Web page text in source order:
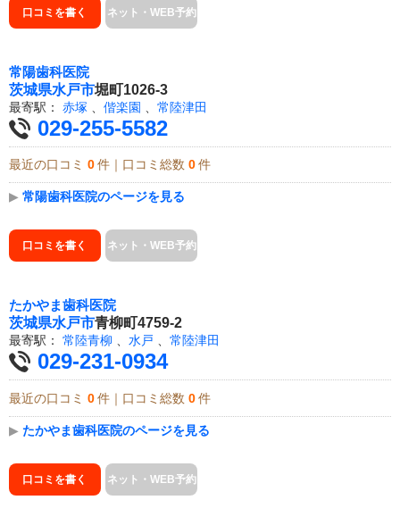
口コミを書く ネット・WEB予約
常陽歯科医院
茨城県水戸市堀町1026-3
最寄駅： 赤塚 偕楽園 常陸津田
029-255-5582
最近の口コミ 0 件｜口コミ総数 0 件
▶ 常陽歯科医院のページを見る
口コミを書く ネット・WEB予約
たかやま歯科医院
茨城県水戸市青柳町4759-2
最寄駅： 常陸青柳 、 水戸 、 常陸津田
029-231-0934
最近の口コミ 0 件｜口コミ総数 0 件
▶ たかやま歯科医院のページを見る
口コミを書く ネット・WEB予約